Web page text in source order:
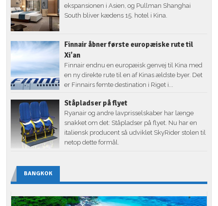
ekspansionen i Asien, og Pullman Shanghai
South bliver kædens 15. hotel i Kina.
Finnair åbner første europæiske rute til
Xi’an
Finnair endnu en europæisk genvej til Kina med
en ny direkte rute til en af Kinas ældste byer. Det
er Finnairs femte destination i Riget i...
Ståpladser på flyet
Ryanair og andre lavprisselskaber har længe
snakket om det: Ståpladser på flyet. Nu har en
italiensk producent så udviklet SkyRider stolen til
netop dette formål.
BANGKOK